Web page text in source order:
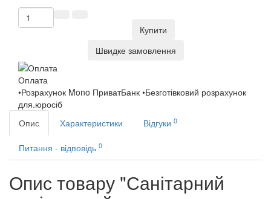
Купити
Швидке замовлення
Оплата
•Розрахунок Mono ПриватБанк •Безготівковий розрахунок
для.юросіб
Опис
Характеристики Відгуки 0
Питання - відповідь 0
Опис товару "Санітарний